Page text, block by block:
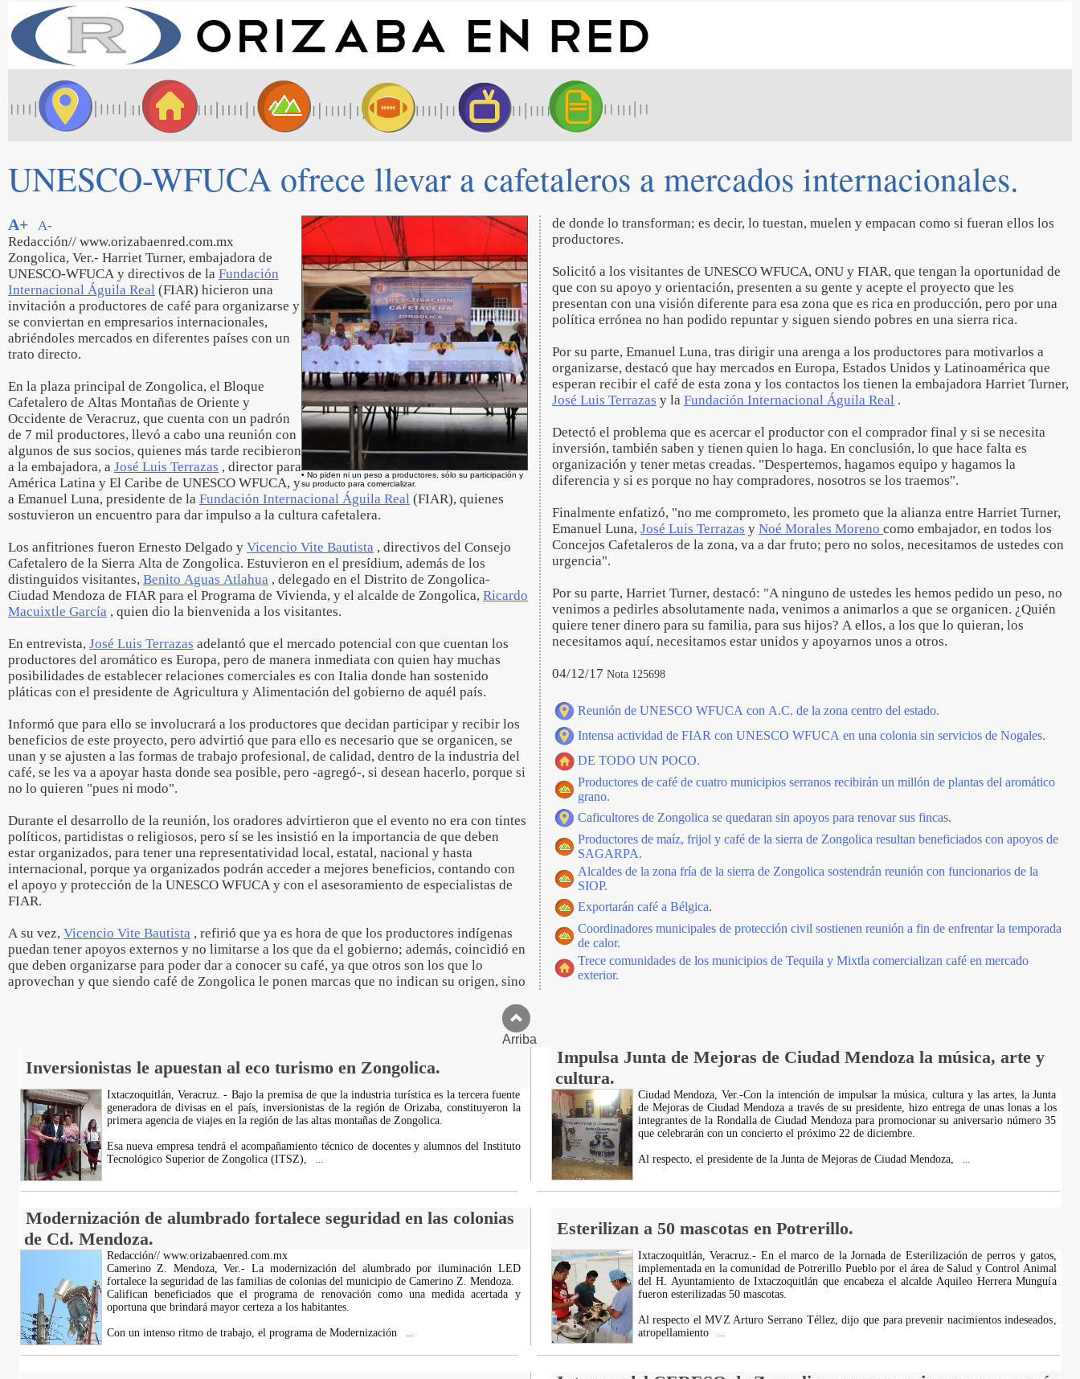
UNESCO-WFUCA ofrece llevar a cafetaleros a mercados internacionales.
• No piden ni un peso a productores, sólo su participación y
su producto para comercializar.
A+
A-
Redacción// www.orizabaenred.com.mx
Zongolica, Ver.- Harriet Turner, embajadora de
UNESCO-WFUCA y directivos de la Fundación
Internacional Águila Real (FIAR) hicieron una
invitación a productores de café para organizarse y
se conviertan en empresarios internacionales,
abriéndoles mercados en diferentes países con un
trato directo.
En la plaza principal de Zongolica, el Bloque
Cafetalero de Altas Montañas de Oriente y
Occidente de Veracruz, que cuenta con un padrón
de 7 mil productores, llevó a cabo una reunión con
algunos de sus socios, quienes más tarde recibieron
a la embajadora, a José Luis Terrazas , director para
América Latina y El Caribe de UNESCO WFUCA, y
a Emanuel Luna, presidente de la Fundación Internacional Águila Real (FIAR), quienes
sostuvieron un encuentro para dar impulso a la cultura cafetalera.
Los anfitriones fueron Ernesto Delgado y Vicencio Vite Bautista , directivos del Consejo
Cafetalero de la Sierra Alta de Zongolica. Estuvieron en el presídium, además de los
distinguidos visitantes, Benito Aguas Atlahua , delegado en el Distrito de Zongolica-
Ciudad Mendoza de FIAR para el Programa de Vivienda, y el alcalde de Zongolica, Ricardo
Macuixtle García , quien dio la bienvenida a los visitantes.
En entrevista, José Luis Terrazas adelantó que el mercado potencial con que cuentan los
productores del aromático es Europa, pero de manera inmediata con quien hay muchas
posibilidades de establecer relaciones comerciales es con Italia donde han sostenido
pláticas con el presidente de Agricultura y Alimentación del gobierno de aquél país.
Informó que para ello se involucrará a los productores que decidan participar y recibir los
beneficios de este proyecto, pero advirtió que para ello es necesario que se organicen, se
unan y se ajusten a las formas de trabajo profesional, de calidad, dentro de la industria del
café, se les va a apoyar hasta donde sea posible, pero -agregó-, si desean hacerlo, porque si
no lo quieren "pues ni modo".
Durante el desarrollo de la reunión, los oradores advirtieron que el evento no era con tintes
políticos, partidistas o religiosos, pero sí se les insistió en la importancia de que deben
estar organizados, para tener una representatividad local, estatal, nacional y hasta
internacional, porque ya organizados podrán acceder a mejores beneficios, contando con
el apoyo y protección de la UNESCO WFUCA y con el asesoramiento de especialistas de
FIAR.
A su vez, Vicencio Vite Bautista , refirió que ya es hora de que los productores indígenas
puedan tener apoyos externos y no limitarse a los que da el gobierno; además, coincidió en
que deben organizarse para poder dar a conocer su café, ya que otros son los que lo
aprovechan y que siendo café de Zongolica le ponen marcas que no indican su origen, sino
de donde lo transforman; es decir, lo tuestan, muelen y empacan como si fueran ellos los
productores.
Solicitó a los visitantes de UNESCO WFUCA, ONU y FIAR, que tengan la oportunidad de
que con su apoyo y orientación, presenten a su gente y acepte el proyecto que les
presentan con una visión diferente para esa zona que es rica en producción, pero por una
política errónea no han podido repuntar y siguen siendo pobres en una sierra rica.
Por su parte, Emanuel Luna, tras dirigir una arenga a los productores para motivarlos a
organizarse, destacó que hay mercados en Europa, Estados Unidos y Latinoamérica que
esperan recibir el café de esta zona y los contactos los tienen la embajadora Harriet Turner,
José Luis Terrazas y la Fundación Internacional Águila Real .
Detectó el problema que es acercar el productor con el comprador final y si se necesita
inversión, también saben y tienen quien lo haga. En conclusión, lo que hace falta es
organización y tener metas creadas. "Despertemos, hagamos equipo y hagamos la
diferencia y si es porque no hay compradores, nosotros se los traemos".
Finalmente enfatizó, "no me comprometo, les prometo que la alianza entre Harriet Turner,
Emanuel Luna, José Luis Terrazas y Noé Morales Moreno como embajador, en todos los
Concejos Cafetaleros de la zona, va a dar fruto; pero no solos, necesitamos de ustedes con
urgencia".
Por su parte, Harriet Turner, destacó: "A ninguno de ustedes les hemos pedido un peso, no
venimos a pedirles absolutamente nada, venimos a animarlos a que se organicen. ¿Quién
quiere tener dinero para su familia, para sus hijos? A ellos, a los que lo quieran, los
necesitamos aquí, necesitamos estar unidos y apoyarnos unos a otros.
04/12/17 Nota 125698
Reunión de UNESCO WFUCA con A.C. de la zona centro del estado.
Intensa actividad de FIAR con UNESCO WFUCA en una colonia sin servicios de Nogales.
DE TODO UN POCO.
Productores de café de cuatro municipios serranos recibirán un millón de plantas del aromático
grano.
Caficultores de Zongolica se quedaran sin apoyos para renovar sus fincas.
Productores de maíz, frijol y café de la sierra de Zongolica resultan beneficiados con apoyos de
SAGARPA.
Alcaldes de la zona fría de la sierra de Zongolica sostendrán reunión con funcionarios de la
SIOP.
Exportarán café a Bélgica.
Coordinadores municipales de protección civil sostienen reunión a fin de enfrentar la temporada
de calor.
Trece comunidades de los municipios de Tequila y Mixtla comercializan café en mercado
exterior.
Arriba
Inversionistas le apuestan al eco turismo en Zongolica.
Impulsa Junta de Mejoras de Ciudad Mendoza la música, arte y
cultura.
Ixtaczoquitlán, Veracruz. - Bajo la premisa de que la industria turística es la tercera fuente
generadora de divisas en el país, inversionistas de la región de Orizaba, constituyeron la
primera agencia de viajes en la región de las altas montañas de Zongolica.
Esa nueva empresa tendrá el acompañamiento técnico de docentes y alumnos del Instituto
Tecnológico Superior de Zongolica (ITSZ),
Ciudad Mendoza, Ver.-Con la intención de impulsar la música, cultura y las artes, la Junta
de Mejoras de Ciudad Mendoza a través de su presidente, hizo entrega de unas lonas a los
integrantes de la Rondalla de Ciudad Mendoza para promocionar su aniversario número 35
que celebrarán con un concierto el próximo 22 de diciembre.
Al respecto, el presidente de la Junta de Mejoras de Ciudad Mendoza,
Modernización de alumbrado fortalece seguridad en las colonias
de Cd. Mendoza.
Esterilizan a 50 mascotas en Potrerillo.
Redacción// www.orizabaenred.com.mx
Camerino Z. Mendoza, Ver.- La modernización del alumbrado por iluminación LED
fortalece la seguridad de las familias de colonias del municipio de Camerino Z. Mendoza.
Califican beneficiados que el programa de renovación como una medida acertada y
oportuna que brindará mayor certeza a los habitantes.
Con un intenso ritmo de trabajo, el programa de Modernización
Ixtaczoquitlán, Veracruz.- En el marco de la Jornada de Esterilización de perros y gatos,
implementada en la comunidad de Potrerillo Pueblo por el área de Salud y Control Animal
del H. Ayuntamiento de Ixtaczoquitlán que encabeza el alcalde Aquileo Herrera Munguía
fueron esterilizadas 50 mascotas.
Al respecto el MVZ Arturo Serrano Téllez, dijo que para prevenir nacimientos indeseados,
atropellamiento